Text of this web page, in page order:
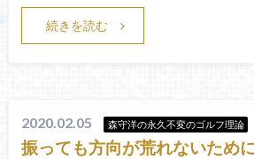
続きを読む
2020.02.05 森守洋の永久不変のゴルフ理論
振っても方向が荒れないため